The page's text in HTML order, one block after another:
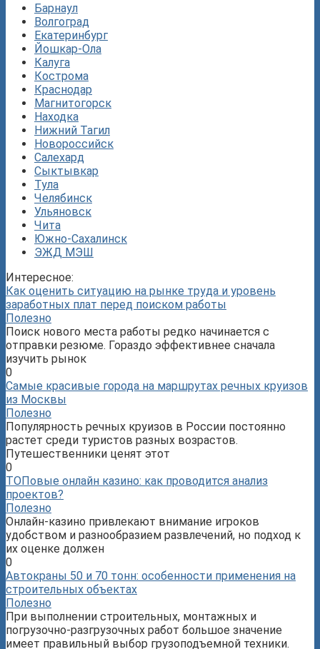
Барнаул
Волгоград
Екатеринбург
Йошкар-Ола
Калуга
Кострома
Краснодар
Магнитогорск
Находка
Нижний Тагил
Новороссийск
Салехард
Сыктывкар
Тула
Челябинск
Ульяновск
Чита
Южно-Сахалинск
ЭЖД МЭШ
Интересное:
Как оценить ситуацию на рынке труда и уровень
заработных плат перед поиском работы
Полезно
Поиск нового места работы редко начинается с
отправки резюме. Гораздо эффективнее сначала
изучить рынок
0
Самые красивые города на маршрутах речных круизов
из Москвы
Полезно
Популярность речных круизов в России постоянно
растет среди туристов разных возрастов.
Путешественники ценят этот
0
ТОПовые онлайн казино: как проводится анализ
проектов?
Полезно
Онлайн-казино привлекают внимание игроков
удобством и разнообразием развлечений, но подход к
их оценке должен
0
Автокраны 50 и 70 тонн: особенности применения на
строительных объектах
Полезно
При выполнении строительных, монтажных и
погрузочно-разгрузочных работ большое значение
имеет правильный выбор грузоподъемной техники.